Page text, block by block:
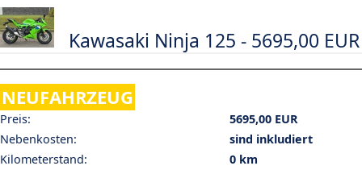
Kawasaki Ninja 125 - 5695,00 EUR
NEUFAHRZEUG
Preis:
5695,00 EUR
Nebenkosten:
sind inkludiert
Kilometerstand:
0 km